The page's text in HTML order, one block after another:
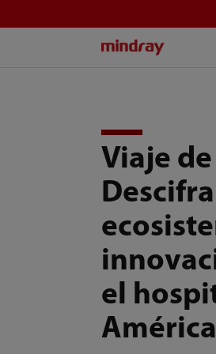
Viaje
el